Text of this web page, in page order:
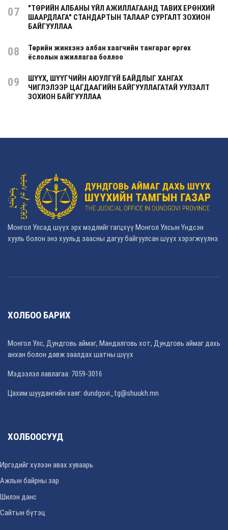
07
"ТӨРИЙН АЛБАНЫ ҮЙЛ АЖИЛЛАГААНД ТАВИХ ЕРӨНХИЙ
ШААРДЛАГА" СТАНДАРТЫН ТАЛААР СУРГАЛТ ЗОХИОН
БАЙГУУЛЛАА
08
Төрийн жинхэнэ албан хаагчийн тангараг өргөх
ёслолын ажиллагаа боллоо
09
ШҮҮХ, ШҮҮГЧИЙН АЮУЛГҮЙ БАЙДЛЫГ ХАНГАХ
ЧИГЛЭЛЭЭР ЦАГДААГИЙН БАЙГУУЛЛАГАТАЙ УУЛЗАЛТ
ЗОХИОН БАЙГУУЛЛАА
Монгол Улсад шүүх эрх мэдлийг гагцхүү Монгол Улсын Үндсэн
хууль болон энэ хуульд заасны дагуу байгуулсан шүүх хэрэгжүүлнэ.
ХОЛБОО БАРИХ
Монгол Улс, Дундговь аймаг, Мандалговь хот, Дундговь аймаг дахь
анхан болон давж заалдах шатны шүүх
Мэдээлэл лавлагаа: 7059-3016
Цахим шуудангийн хаяг: dundgovi_tg@shuukh.mn
ХОЛБООСУУД
Иргэдийг хүлээн авах хуваарь
Ажлын байрны зар
Шилэн данс
Сайтын бүтэц